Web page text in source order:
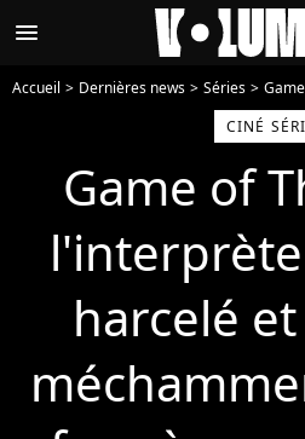
menu
Accueil Dernières news Séries
Game of
CINÉ
Game of
harcelé